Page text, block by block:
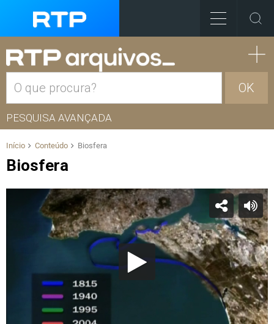
OK
PESQUISA AVANÇADA
Início Conteúdo Biosfera
Biosfera